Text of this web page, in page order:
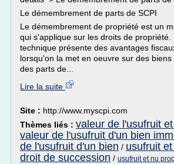
Le démembrement de parts de SCPI
Le démembrement de propriété est un
qui s'applique sur les droits de
technique présente des avantages
lorsqu'on la met en oeuvre sur des
des parts de...
Lire la suite
Site : http://www.myscpi.com
Thèmes liés : valeur de l'usufruit
valeur de l'usufruit d'un bien
de l'usufruit d'un bien / usufruit
droit de succession / usufruit et nu